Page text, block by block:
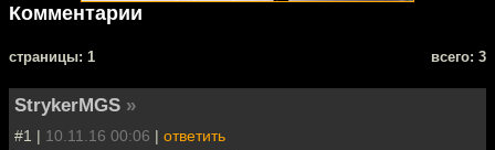
Комментарии
cтраницы: 1 всего: 3
StrykerMGS »
#1 | 10.11.16 00:06 | ответить